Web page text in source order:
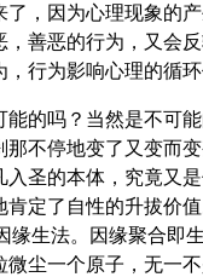
，因为心理现象的
善恶的行为，又会
行为影响心理的循环
的吗？当然是不可
不停地变了又变而
圣的本体，究竟又
定了自性的升拔价值
缘生法。因缘聚合即
尘一个原子，无一